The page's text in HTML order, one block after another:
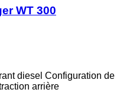
WT 300
diesel Configuration de
arrière